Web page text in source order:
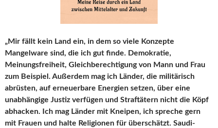
„Mir fällt kein Land ein, in dem so viele Konzepte
Mangelware sind, die ich gut finde. Demokratie,
Meinungsfreiheit, Gleichberechtigung von Mann und Frau
zum Beispiel. Außerdem mag ich Länder, die militärisch
abrüsten, auf erneuerbare Energien setzen, über eine
unabhängige Justiz verfügen und Straftätern nicht die Köpf
abhacken. Ich mag Länder mit Kneipen, ich spreche gern
mit Frauen und halte Religionen für überschätzt. Saudi-